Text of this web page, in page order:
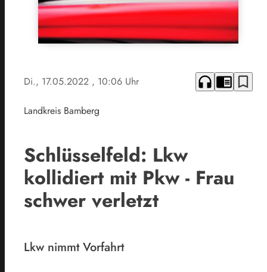
Di., 17.05.2022 , 10:06 Uhr headphones chrome_reader_mode bookmark_border
Landkreis Bamberg
Schlüsselfeld: Lkw
kollidiert mit Pkw - Frau
schwer verletzt
Lkw nimmt Vorfahrt